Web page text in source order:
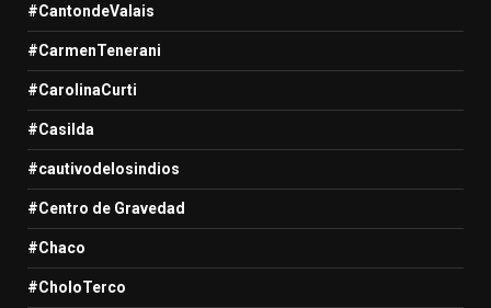
#CantondeValais
#CarmenTenerani
#CarolinaCurti
#Casilda
#cautivodelosindios
#Centro de Gravedad
#Chaco
#CholoTerco